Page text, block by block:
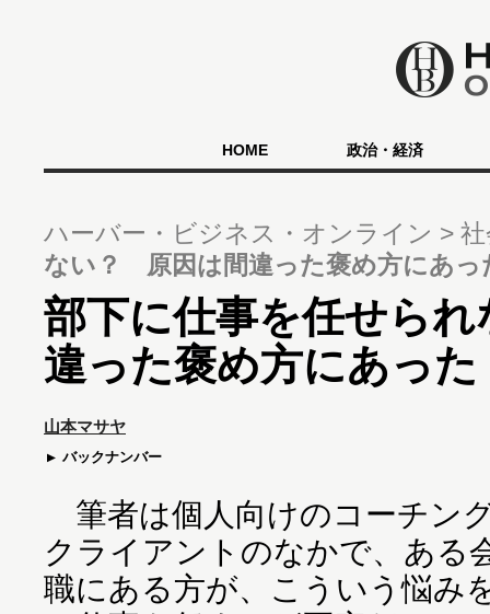
HOME 政治・経済
ハーバー・ビジネス・オンライン
ない？ 原因は間違った褒め方にあっ
部下に仕事を任せら
違った褒め方にあった
山本マサヤ
バックナンバー
筆者は個人向けのコーチン
クライアントのなかで、ある
職にある方が、こういう悩み